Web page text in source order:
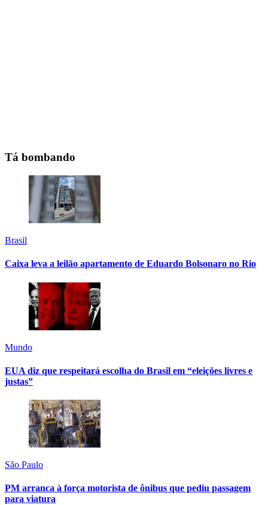
Tá bombando
Brasil
Caixa leva a leilão apartamento de Eduardo Bolsonaro no Rio
Mundo
EUA diz que respeitará escolha do Brasil em “eleições livres e
justas”
São Paulo
PM arranca à força motorista de ônibus que pediu passagem
para viatura